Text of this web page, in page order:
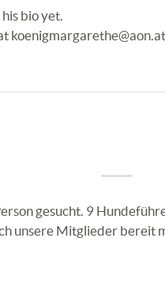
bio yet.
koenigmargarethe@aon.at
gesucht. 9
unsere Mitglieder bereit